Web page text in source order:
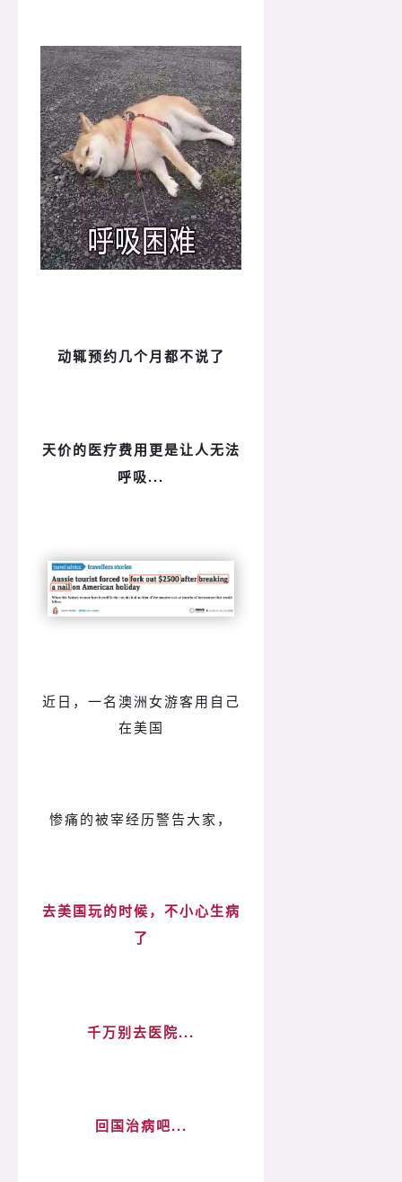
动辄预约几个月都不说了
天价的医疗费用更是让人无法
呼吸...
近日，一名澳洲女游客用自己
在美国
惨痛的被宰经历警告大家，
去美国玩的时候，不小心生病
了
千万别去医院...
回国治病吧...